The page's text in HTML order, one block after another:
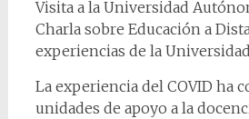
Visita a la Universidad
Charla sobre Educación a
experiencias de la
La experiencia del COVID ha
unidades de apoyo a la